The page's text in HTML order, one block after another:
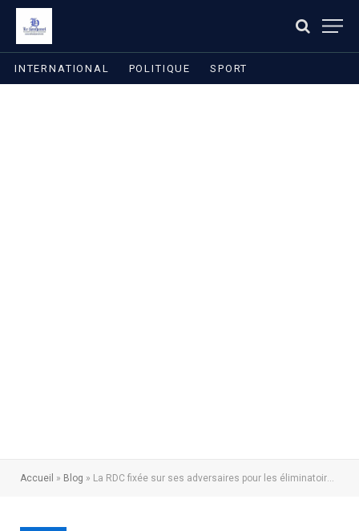
INTERNATIONAL POLITIQUE SPORT
Accueil » Blog » La RDC fixée sur ses adversaires pour les éliminatoires de la CAN 2027